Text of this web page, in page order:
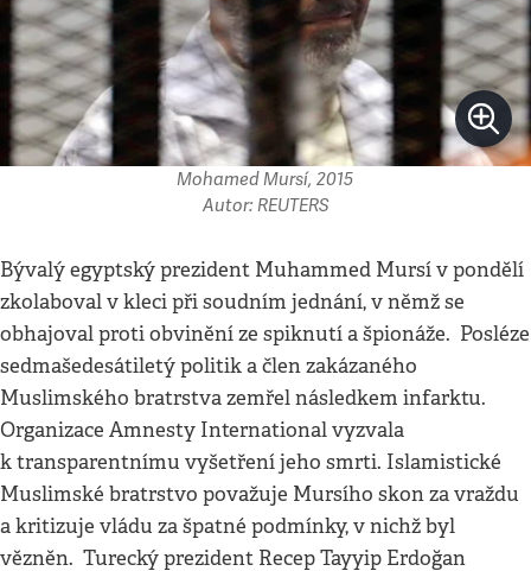
Mohamed Mursí, 2015
Autor: REUTERS
Bývalý egyptský prezident Muhammed Mursí v pondělí
zkolaboval v kleci při soudním jednání, v němž se
obhajoval proti obvinění ze spiknutí a špionáže. Posléze
sedmašedesátiletý politik a člen zakázaného
Muslimského bratrstva zemřel následkem infarktu.
Organizace Amnesty International vyzvala
k transparentnímu vyšetření jeho smrti. Islamistické
Muslimské bratrstvo považuje Mursího skon za vraždu
a kritizuje vládu za špatné podmínky, v nichž byl
vězněn. Turecký prezident Recep Tayyip Erdoğan